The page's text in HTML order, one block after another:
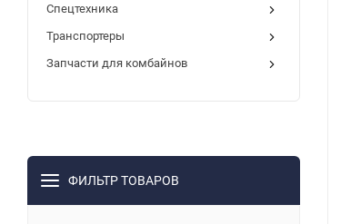
Спецтехника
Транспортеры
Запчасти для комбайнов
ФИЛЬТР ТОВАРОВ